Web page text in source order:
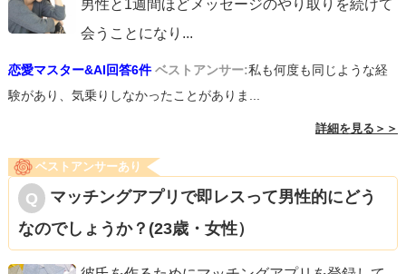
男性と1週間ほどメッセージのやり取りを続けて
会うことになり ...
恋愛マスター&AI回答6件 ベストアンサー:私も何度も同じような経
験があり、気乗りしなかったことがありま...
詳細を見る＞＞
ベストアンサーあり
マッチングアプリで即レスって男性的にどう
なのでしょうか？(23歳・女性）